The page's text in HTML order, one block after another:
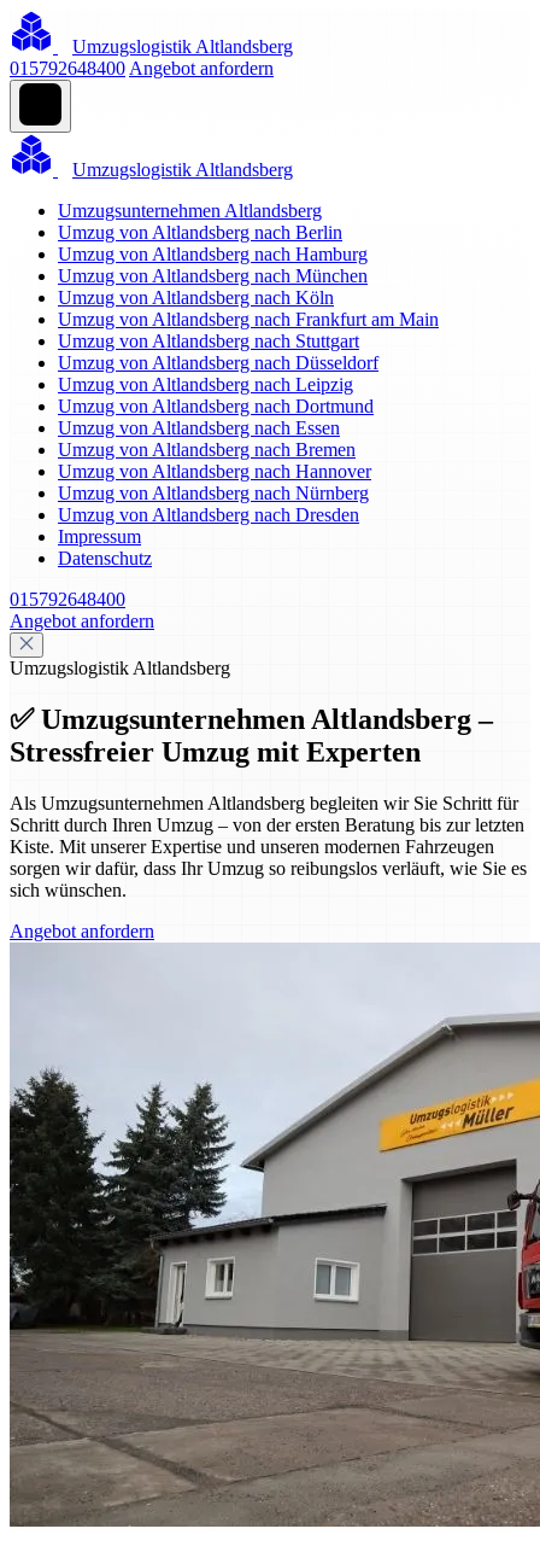
Umzugslogistik Altlandsberg
015792648400 Angebot anfordern
Umzugslogistik Altlandsberg
Umzugsunternehmen Altlandsberg
Umzug von Altlandsberg nach Berlin
Umzug von Altlandsberg nach Hamburg
Umzug von Altlandsberg nach München
Umzug von Altlandsberg nach Köln
Umzug von Altlandsberg nach Frankfurt am Main
Umzug von Altlandsberg nach Stuttgart
Umzug von Altlandsberg nach Düsseldorf
Umzug von Altlandsberg nach Leipzig
Umzug von Altlandsberg nach Dortmund
Umzug von Altlandsberg nach Essen
Umzug von Altlandsberg nach Bremen
Umzug von Altlandsberg nach Hannover
Umzug von Altlandsberg nach Nürnberg
Umzug von Altlandsberg nach Dresden
Impressum
Datenschutz
015792648400
Angebot anfordern
Umzugslogistik Altlandsberg
✅ Umzugsunternehmen Altlandsberg –
Stressfreier Umzug mit Experten
Als Umzugsunternehmen Altlandsberg begleiten wir Sie Schritt für
Schritt durch Ihren Umzug – von der ersten Beratung bis zur letzten
Kiste. Mit unserer Expertise und unseren modernen Fahrzeugen
sorgen wir dafür, dass Ihr Umzug so reibungslos verläuft, wie Sie es
sich wünschen.
Angebot anfordern